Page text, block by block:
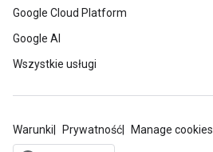
Google Cloud Platform
Google AI
Wszystkie usługi
Warunki Prywatność Manage cookies